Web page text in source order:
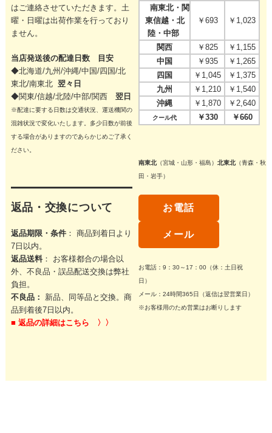
はご連絡させていただきます。 土
曜・日曜は出荷作業を行っており
ません。
当店発送後の配達日数 目安
◆北海道/九州/沖縄/中国/四国/北
東北/南東北 翌々日
◆関東/信越/北陸/中部/関西 翌日
※配達に要する日数は交通状況、運送機関の
混雑状況で変化いたします。多少日数が前後
する場合がありますのであらかじめご了承く
ださい。
返品・交換について
返品期限・条件： 商品到着日より
7日以内。
返品送料： お客様都合の場合以
外、不良品・誤品配送交換は弊社
負担。
不良品：
新品、同等品と交換。商
品到着後7日以内。
■ 返品の詳細はこちら 〉〉
南東北・関
東信越・北
陸・中部
￥693 ￥1,023
関西 ￥825
￥1,155
中国
￥935
￥1,265
四国
￥1,045
￥1,375
九州
￥1,210
￥1,540
沖縄
￥1,870 ￥2,640
クール代 ￥330 ￥660
南東北（宮城・山形・福島）北東北（青森・秋
田・岩手）
お電話
メール
お電話：9：30～17：00（休：土日祝
日）
メール：24時間365日（返信は翌営業日）
※お客様用のため営業はお断りします